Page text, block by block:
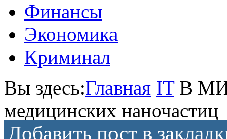
Финансы
Экономика
Криминал
Вы здесь:Главная IT В
медицинских наночастиц
Добавить пост в